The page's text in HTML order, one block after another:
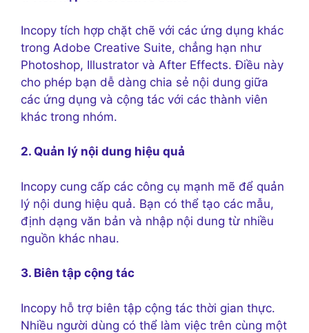
Incopy tích hợp chặt chẽ với các ứng dụng khác
trong Adobe Creative Suite, chẳng hạn như
Photoshop, Illustrator và After Effects. Điều này
cho phép bạn dễ dàng chia sẻ nội dung giữa
các ứng dụng và cộng tác với các thành viên
khác trong nhóm.
2. Quản lý nội dung hiệu quả
Incopy cung cấp các công cụ mạnh mẽ để quản
lý nội dung hiệu quả. Bạn có thể tạo các mẫu,
định dạng văn bản và nhập nội dung từ nhiều
nguồn khác nhau.
3. Biên tập cộng tác
Incopy hỗ trợ biên tập cộng tác thời gian thực.
Nhiều người dùng có thể làm việc trên cùng một